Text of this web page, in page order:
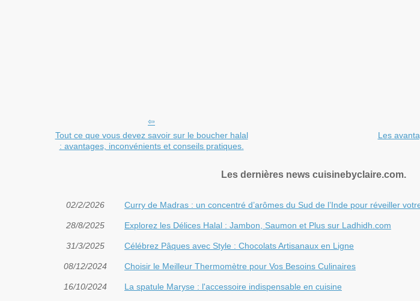
Tout ce que vous devez savoir sur le boucher halal
: avantages, inconvénients et conseils pratiques.
Les
Les dernières news cuisinebyclaire.com.
02/2/2026 Curry de Madras : un concentré d’arômes du Sud de l’Inde pour réveiller
28/8/2025 Explorez les Délices Halal : Jambon, Saumon et Plus sur Ladhidh.com
31/3/2025 Célébrez Pâques avec Style : Chocolats Artisanaux en Ligne
08/12/2024 Choisir le Meilleur Thermomètre pour Vos Besoins Culinaires
16/10/2024 La spatule Maryse : l'accessoire indispensable en cuisine